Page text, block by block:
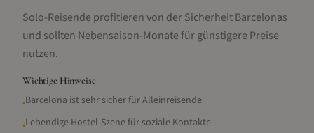
Solo-Reisende profitieren von der Sicherheit Barcelonas
und sollten Nebensaison-Monate für günstigere Preise
nutzen.
Wichtige Hinweise
•Barcelona ist sehr sicher für Alleinreisende
•Lebendige Hostel-Szene für soziale Kontakte